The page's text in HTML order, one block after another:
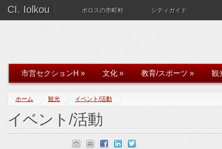
CI. Iolkou ボロスの市町村 シティガイド
市営セクションH » 文化 » 教育/スポーツ » 観
ホーム 観光 イベント/活動
イベント/活動